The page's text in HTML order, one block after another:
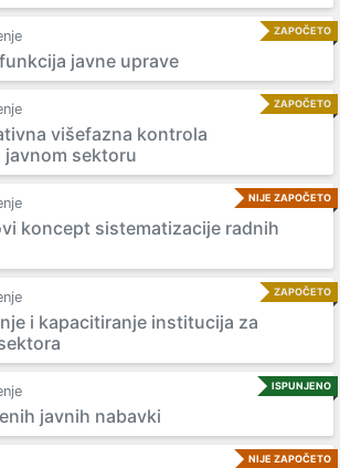
ZAPOČETO
javne uprave
ZAPOČETO
višefazna kontrola
javnom sektoru
NIJE ZAPOČETO
koncept sistematizacije radnih
ZAPOČETO
i kapacitiranje institucija za
ISPUNJENO
javnih nabavki
NIJE ZAPOČETO